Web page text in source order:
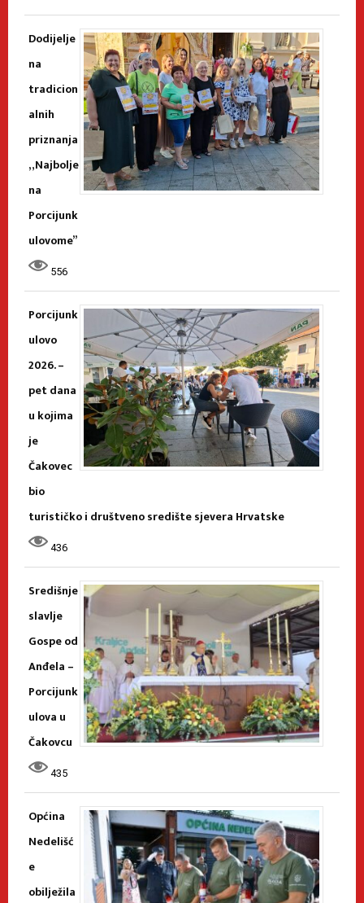
Dodijelje
na
tradicion
alnih
priznanja
„Najbolje
na
Porcijunk
ulovome”
556
Porcijunk
ulovo
2026. –
pet dana
u kojima
je
Čakovec
bio
turističko i društveno središte sjevera Hrvatske
436
Središnje
slavlje
Gospe od
Anđela –
Porcijunk
ulova u
Čakovcu
435
Općina
Nedelišć
e
obilježila